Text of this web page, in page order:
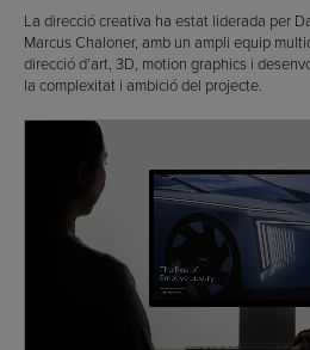
La direcció creativa ha estat liderada per
Marcus Chaloner, amb un ampli equip
direcció d’art, 3D, motion graphics i
la complexitat i ambició del projecte.